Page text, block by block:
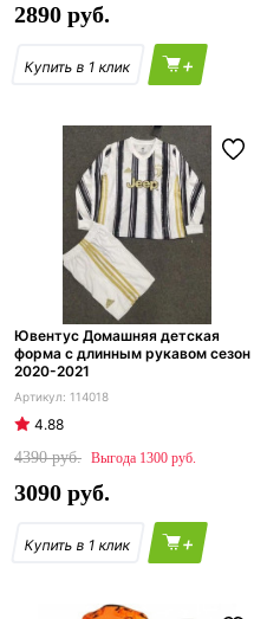
2890
+
Ювентус Домашняя детская
форма с длинным рукавом сезон
2020-2021
114018
4.88
4390
1300
3090
+